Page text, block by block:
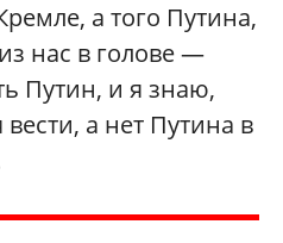
а того Путина,
нас в голове —
Путин, и я знаю,
вести, а нет Путина в